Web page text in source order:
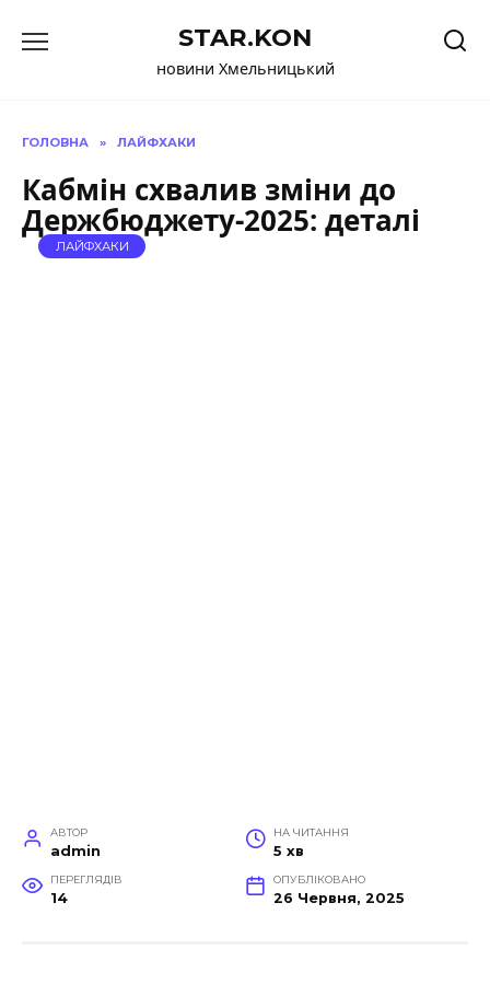
до
STAR.KON
новини Хмельницький
ГОЛОВНА » ЛАЙФХАКИ
Кабмін схвалив зміни до
Держбюджету-2025: деталі
ЛАЙФХАКИ
АВТОР
admin
НА ЧИТАННЯ
5 хв
ПЕРЕГЛЯДІВ
14
ОПУБЛІКОВАНО
26 Червня, 2025